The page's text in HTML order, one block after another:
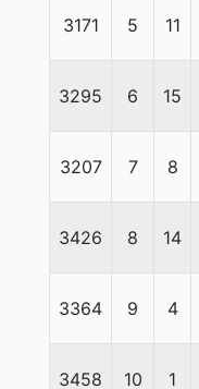
3171 5 11
3295 6 15
3207 7 8
3426 8 14
3364 9 4
3458 10 1